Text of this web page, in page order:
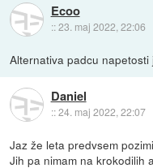
Ecoo
::23. maj 2022, 22:06
Alternativa padcu napetosti
Daniel
::24. maj 2022, 22:07
Jaz že leta predvsem
Jih pa nimam na krokodilih